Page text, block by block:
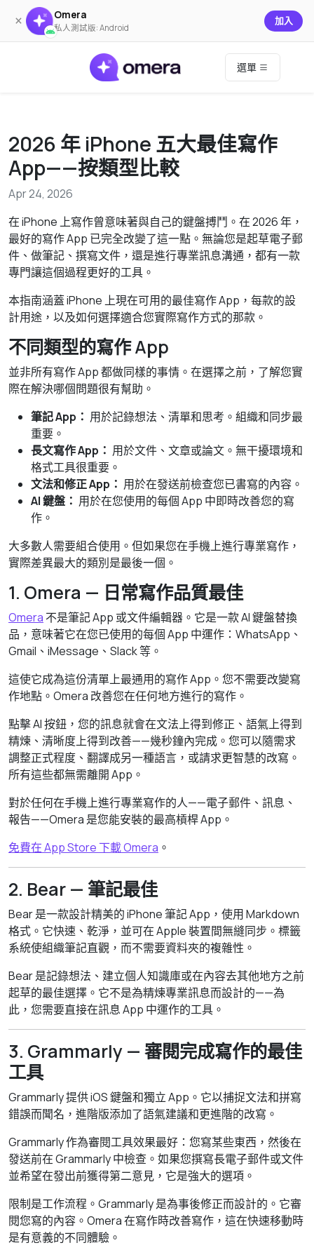
× Omera
私人測試版: Android
加入
選單
2026 年 iPhone 五大最佳寫作
App——按類型比較
Apr 24, 2026
在 iPhone 上寫作曾意味著與自己的鍵盤搏鬥。在 2026 年，
最好的寫作 App 已完全改變了這一點。無論您是起草電子郵
件、做筆記、撰寫文件，還是進行專業訊息溝通，都有一款
專門讓這個過程更好的工具。
本指南涵蓋 iPhone 上現在可用的最佳寫作 App，每款的設
計用途，以及如何選擇適合您實際寫作方式的那款。
不同類型的寫作 App
並非所有寫作 App 都做同樣的事情。在選擇之前，了解您實
際在解決哪個問題很有幫助。
筆記 App： 用於記錄想法、清單和思考。組織和同步最
重要。
長文寫作 App： 用於文件、文章或論文。無干擾環境和
格式工具很重要。
文法和修正 App： 用於在發送前檢查您已書寫的內容。
AI 鍵盤： 用於在您使用的每個 App 中即時改善您的寫
作。
大多數人需要組合使用。但如果您在手機上進行專業寫作，
實際差異最大的類別是最後一個。
1. Omera — 日常寫作品質最佳
Omera 不是筆記 App 或文件編輯器。它是一款 AI 鍵盤替換
品，意味著它在您已使用的每個 App 中運作：WhatsApp、
Gmail、iMessage、Slack 等。
這使它成為這份清單上最通用的寫作 App。您不需要改變寫
作地點。Omera 改善您在任何地方進行的寫作。
點擊 AI 按鈕，您的訊息就會在文法上得到修正、語氣上得到
精煉、清晰度上得到改善——幾秒鐘內完成。您可以隨需求
調整正式程度、翻譯成另一種語言，或請求更智慧的改寫。
所有這些都無需離開 App。
對於任何在手機上進行專業寫作的人——電子郵件、訊息、
報告——Omera 是您能安裝的最高槓桿 App。
免費在 App Store 下載 Omera 。
2. Bear — 筆記最佳
Bear 是一款設計精美的 iPhone 筆記 App，使用 Markdown
格式。它快速、乾淨，並可在 Apple 裝置間無縫同步。標籤
系統使組織筆記直觀，而不需要資料夾的複雜性。
Bear 是記錄想法、建立個人知識庫或在內容去其他地方之前
起草的最佳選擇。它不是為精煉專業訊息而設計的——為
此，您需要直接在訊息 App 中運作的工具。
3. Grammarly — 審閱完成寫作的最佳
工具
Grammarly 提供 iOS 鍵盤和獨立 App。它以捕捉文法和拼寫
錯誤而聞名，進階版添加了語氣建議和更進階的改寫。
Grammarly 作為審閱工具效果最好：您寫某些東西，然後在
發送前在 Grammarly 中檢查。如果您撰寫長電子郵件或文件
並希望在發出前獲得第二意見，它是強大的選項。
限制是工作流程。Grammarly 是為事後修正而設計的。它審
閱您寫的內容。Omera 在寫作時改善寫作，這在快速移動時
是有意義的不同體驗。